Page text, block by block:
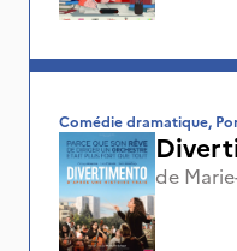
Comédie dramatique,
de